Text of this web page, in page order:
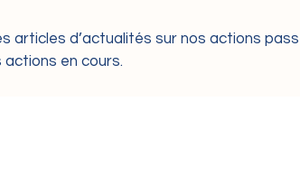
articles d’actualités sur nos actions
actions en cours.